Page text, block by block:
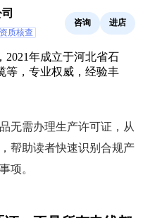
质核查
咨询 进店
2021年成立于河北省石
等，专业权威，经验丰
无需办理生产许可证，从
帮助读者快速识别合规产
项。